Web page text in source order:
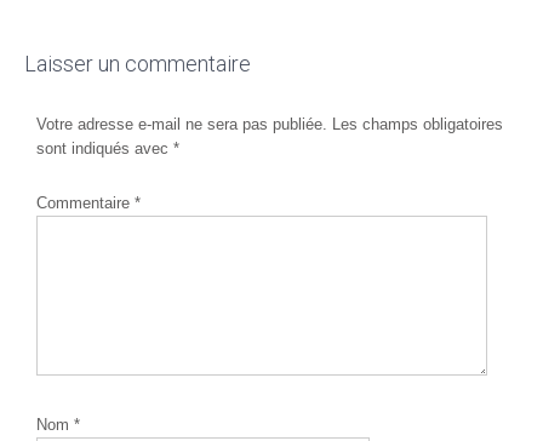
Laisser un commentaire
Votre adresse e-mail ne sera pas publiée. Les champs obligatoires
sont indiqués avec *
Commentaire *
Nom *